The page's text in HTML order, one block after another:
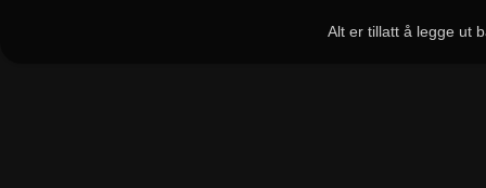
Alt er tillatt å legge ut